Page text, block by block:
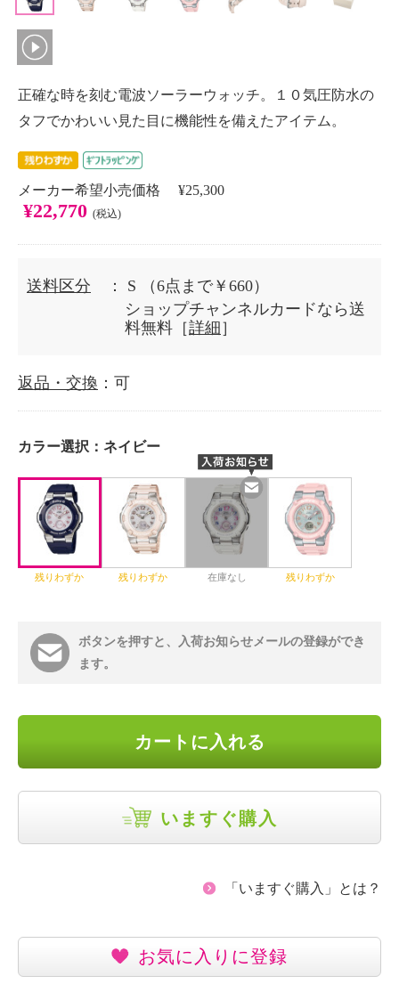
正確な時を刻む電波ソーラーウォッチ。１０気圧防水の
タフでかわいい見た目に機能性を備えたアイテム。
メーカー希望小売価格 ¥25,300
¥22,770 (税込)
送料区分 ： S
（6点まで￥660）
ショップチャンネルカードなら送
料無料［詳細 ］
返品・交換 ：可
カラー選択： ネイビー
残りわずか 残りわずか 在庫なし 残りわずか
ボタンを押すと、入荷お知らせメールの登録ができ
ます。
カートに入れる
いますぐ購入
「いますぐ購入」とは？
お気に入りに登録